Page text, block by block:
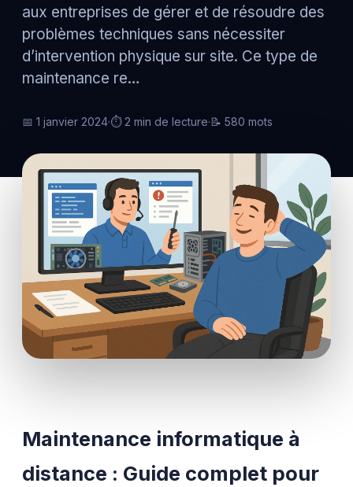
aux entreprises de gérer et de résoudre des
problèmes techniques sans nécessiter
d’intervention physique sur site. Ce type de
maintenance re…
📅 1 janvier 2024·⏱ 2 min de lecture·📝 580 mots
Maintenance informatique à
distance : Guide complet pour